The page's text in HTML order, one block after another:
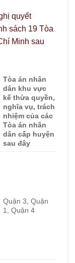
quyết
sách 19 Tòa
Minh sau
Tòa án nhân
dân khu vực
kế thừa quyền,
nghĩa vụ, trách
nhiệm của các
Tòa án nhân
dân cấp huyện
sau đây
Quận 3, Quận
1, Quận 4